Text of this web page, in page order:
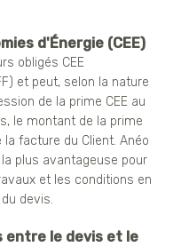
d'Énergie (CEE)
obligés CEE
et peut, selon la nature
de la prime CEE au
le montant de la prime
facture du Client. Anéo
plus avantageuse pour
et les conditions en
devis.
entre le devis et le